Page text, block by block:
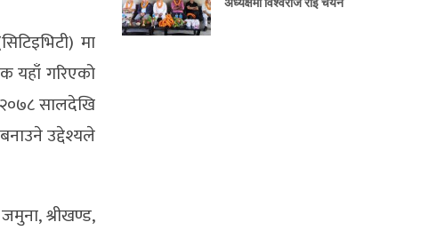
मा
यहाँ गरिएको
२०७८ सालदेखि
उद्देश्यले
श्रीखण्ड,